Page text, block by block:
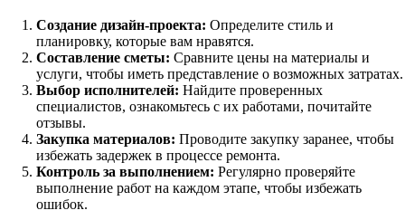
Создание дизайн-проекта: Определите стиль и
планировку, которые вам нравятся.
Составление сметы: Сравните цены на материалы и
услуги, чтобы иметь представление о возможных затратах.
Выбор исполнителей: Найдите проверенных
специалистов, ознакомьтесь с их работами, почитайте
отзывы.
Закупка материалов: Проводите закупку заранее, чтобы
избежать задержек в процессе ремонта.
Контроль за выполнением: Регулярно проверяйте
выполнение работ на каждом этапе, чтобы избежать
ошибок.